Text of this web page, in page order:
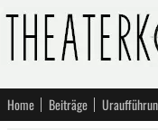
Home Beiträge